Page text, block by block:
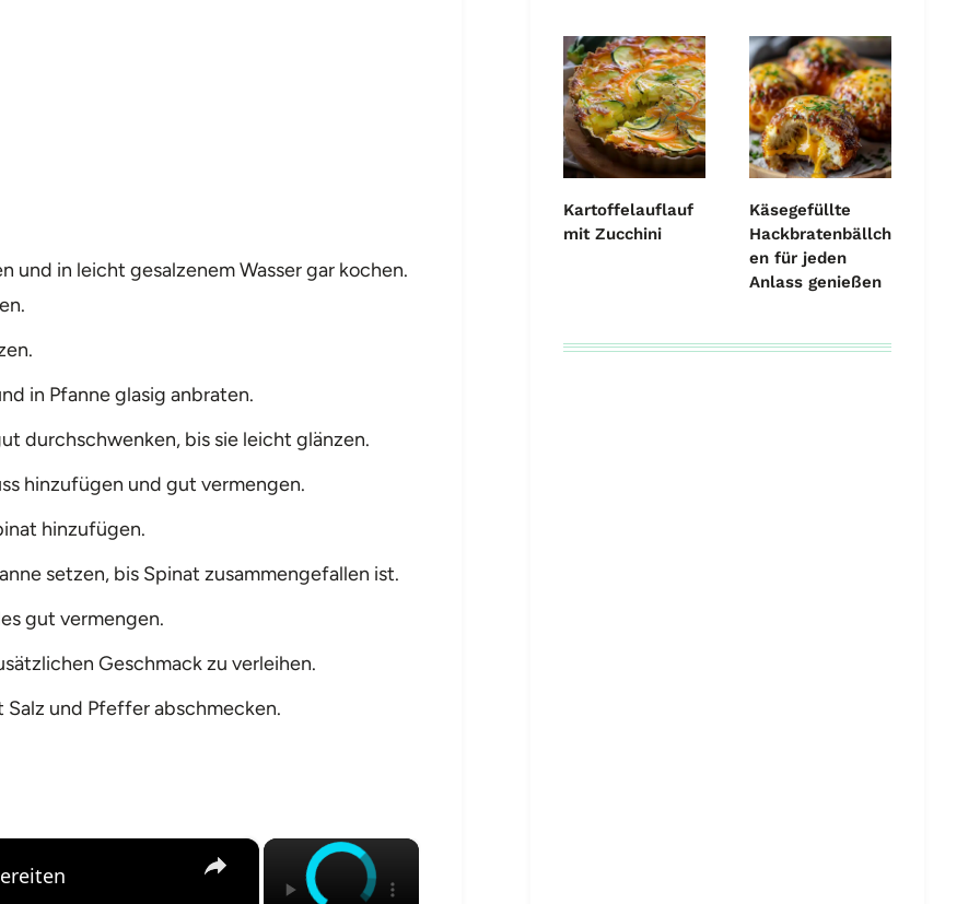
und in leicht gesalzenem Wasser gar kochen.
in Pfanne glasig anbraten.
durchschwenken, bis sie leicht glänzen.
hinzufügen und gut vermengen.
hinzufügen.
setzen, bis Spinat zusammengefallen ist.
gut vermengen.
Geschmack zu verleihen.
und Pfeffer abschmecken.
×
×
Kartoffelauflauf
mit Zucchini
Käsegefüllte
Hackbratenbällch
en für jeden
Anlass genießen